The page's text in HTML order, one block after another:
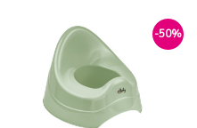
dětského pokoje. Při použití
vydává melodii, která
motivuje dítě a činí učení
příjemnějším. Vlastnosti: -
Hudební funkce – přehrává
melodii při použití, což motiv
-50%